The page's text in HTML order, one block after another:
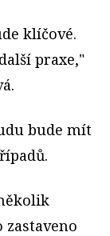
klíčové.
praxe,"
bude mít